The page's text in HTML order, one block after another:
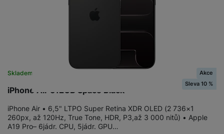
iPhone Air 512GB Space Black
Skladem
Akce
Sleva 10 %
iPhone Air • 6,5" LTPO Super Retina XDR OLED (2 736×1
260px, až 120Hz, True Tone, HDR, P3,až 3 000 nitů) • Apple
A19 Pro– 6jádr. CPU, 5jádr. GPU…